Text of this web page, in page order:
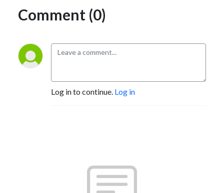
Comment (0)
Log in to continue. Log in